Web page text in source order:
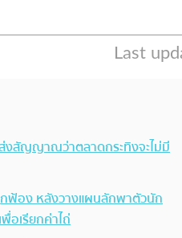
งสัญญาณว่าตลาดกระทิงจะไม่มี
ฟ้อง หลังวางแผนลักพาตัวนัก
อเรียกค่าไถ่